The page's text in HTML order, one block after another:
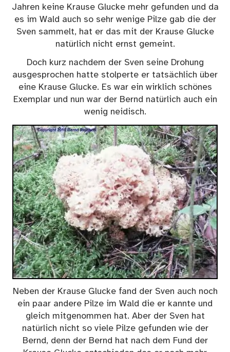
Jahren keine Krause Glucke mehr gefunden und da
es im Wald auch so sehr wenige Pilze gab die der
Sven sammelt, hat er das mit der Krause Glucke
natürlich nicht ernst gemeint.
Doch kurz nachdem der Sven seine Drohung
ausgesprochen hatte stolperte er tatsächlich über
eine Krause Glucke. Es war ein wirklich schönes
Exemplar und nun war der Bernd natürlich auch ein
wenig neidisch.
Neben der Krause Glucke fand der Sven auch noch
ein paar andere Pilze im Wald die er kannte und
gleich mitgenommen hat. Aber der Sven hat
natürlich nicht so viele Pilze gefunden wie der
Bernd, denn der Bernd hat nach dem Fund der